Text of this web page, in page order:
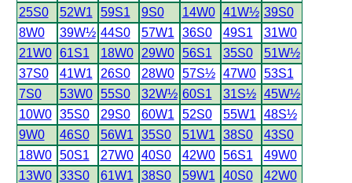
25S0
52W1 59S1 9S0 14W0 41W½ 39S0
8W0
39W½ 44S0 57W1 36S0 49S1
31W0
21W0
61S1 18W0 29W0 56S1 35S0
51W½
37S0
41W1 26S0 28W0 57S½ 47W0
53S1
7S0
53W0 55S0 32W½ 60S1 31S½
45W½
10W0
35S0 29S0 60W1 52S0 55W1
48S½
9W0
46S0 56W1 35S0 51W1 38S0
43S0
18W0
50S1 27W0 40S0 42W0 56S1
49W0
13W0
33S0 61W1 38S0 59W1 40S0
42W0